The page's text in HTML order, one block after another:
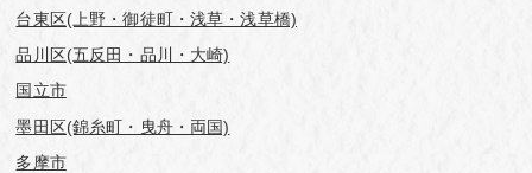
台東区(上野・御徒町・浅草・浅草橋)
品川区(五反田・品川・大崎)
国立市
墨田区(錦糸町・曳舟・両国)
多摩市